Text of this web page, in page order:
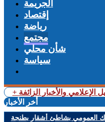
الجريمة
إقتصاد
رياضة
مجتمع
شأن محلي
سياسة
والأخبار الزائفة
أخر الأخبار
العمومي بشاطئ أشقار بطنجة